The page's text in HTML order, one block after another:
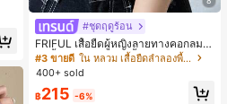
ำ
าห
#ชุดฤดูร้อน
FRIFUL เสื้อยืดผู้หญิงลายทางคอกลมแ
ขนสั้นปลายแขนพับ เสื้อยืดกราฟิกฤดูร้
อน
#3 ขายดี
ใน หลวม เสื้อยืดลำลองพื้นฐาน
400+ sold
฿215 -6%